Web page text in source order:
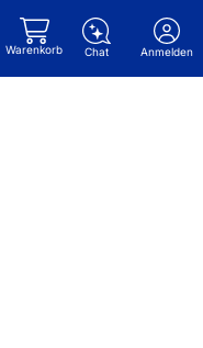
Warenkorb Chat Anmelden